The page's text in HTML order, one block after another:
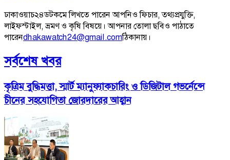
ঢাকাওয়াচ২৪ডটকমে লিখতে পারেন আপনিও ফিচার, তথ্যপ্রযুক্তি,
লাইফস্টাইল, ভ্রমণ ও কৃষি বিষয়ে। আপনার তোলা ছবিও পাঠাতে
পারেনdhakawatch24@gmail.comঠিকানায়।
সর্বশেষ খবর
কৃত্রিম বুদ্ধিমত্তা, স্মার্ট ম্যানুফ্যাকচারিং ও ডিজিটাল গভর্নেন্সে
চীনের সহযোগিতা জোরদারের আহ্বান